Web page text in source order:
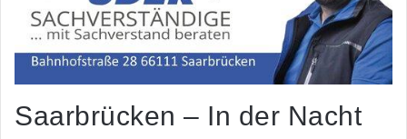
Saarbrücken – In der Nacht